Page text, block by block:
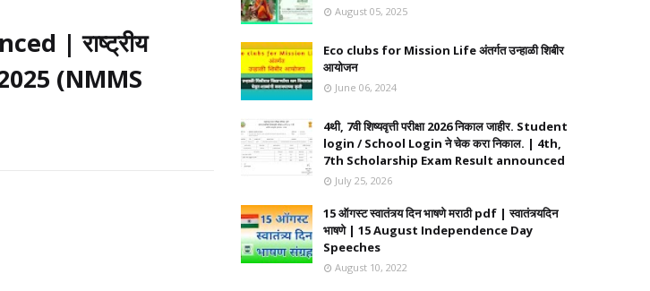
| राष्ट्रीय
2025 (NMMS
August 05, 2025
Eco clubs for Mission Life अंतर्गत उन्हाळी शिबीर
आयोजन
June 06, 2024
4थी, 7वी शिष्यवृत्ती परीक्षा 2026 निकाल जाहीर. Student
login / School Login ने चेक करा निकाल. | 4th,
7th Scholarship Exam Result announced
July 25, 2026
15 ऑगस्ट स्वातंत्र्य दिन भाषणे मराठी pdf | स्वातंत्र्यदिन
भाषणे | 15 August Independence Day
Speeches
August 10, 2022